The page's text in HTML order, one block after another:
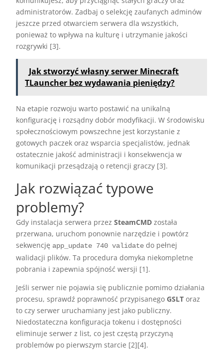
administratorów. Zadbaj o selekcję zaufanych adminów
jeszcze przed otwarciem serwera dla wszystkich,
ponieważ to wpływa na kulturę i utrzymanie jakości
rozgrywki [3].
Jak stworzyć własny serwer Minecraft
TLauncher bez wydawania pieniędzy?
Na etapie rozwoju warto postawić na unikalną
konfigurację i rozsądny dobór modyfikacji. W środowisku
społecznościowym powszechne jest korzystanie z
gotowych paczek oraz wsparcia specjalistów, jednak
ostatecznie jakość administracji i konsekwencja w
komunikacji przesądzają o retencji graczy [3].
Jak rozwiązać typowe
problemy?
Gdy instalacja serwera przezSteamCMD została
przerwana, uruchom ponownie narzędzie i powtórz
sekwencję app_update 740 validate do pełnej
walidacji plików. Ta procedura domyka niekompletne
pobrania i zapewnia spójność wersji [1].
Jeśli serwer nie pojawia się publicznie pomimo działania
procesu, sprawdź poprawność przypisanego GSLT oraz
to czy serwer uruchamiany jest jako publiczny.
Niedostateczna konfiguracja tokenu i dostępności
eliminuje serwer z list, co jest częstą przyczyną
problemów po pierwszym starcie [2][4].